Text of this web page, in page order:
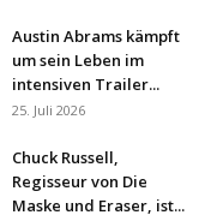
Austin Abrams kämpft
um sein Leben im
intensiven Trailer...
25. Juli 2026
Chuck Russell,
Regisseur von Die
Maske und Eraser, ist...